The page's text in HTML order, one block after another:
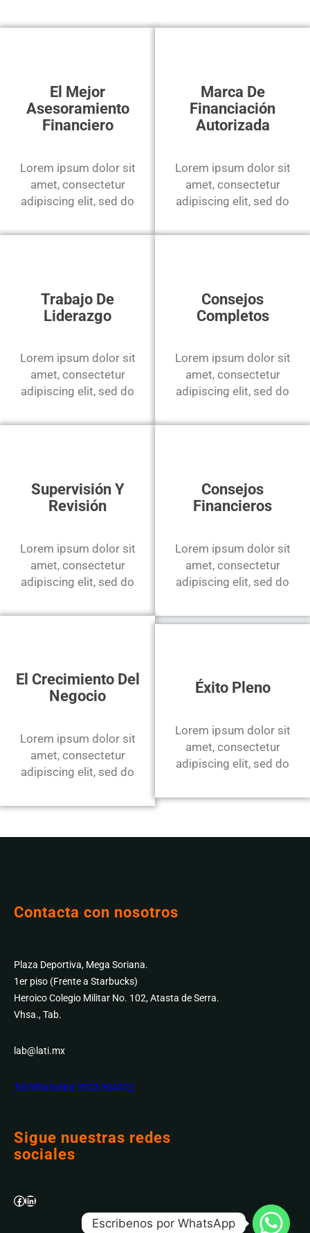
El Mejor
Asesoramiento
Financiero
Lorem ipsum dolor sit
amet, consectetur
adipiscing elit, sed do
Marca De
Financiación
Autorizada
Lorem ipsum dolor sit
amet, consectetur
adipiscing elit, sed do
Trabajo De
Liderazgo
Lorem ipsum dolor sit
amet, consectetur
adipiscing elit, sed do
Consejos
Completos
Lorem ipsum dolor sit
amet, consectetur
adipiscing elit, sed do
Supervisión Y
Revisión
Lorem ipsum dolor sit
amet, consectetur
adipiscing elit, sed do
Consejos
Financieros
Lorem ipsum dolor sit
amet, consectetur
adipiscing elit, sed do
El Crecimiento Del
Negocio
Lorem ipsum dolor sit
amet, consectetur
adipiscing elit, sed do
Éxito Pleno
Lorem ipsum dolor sit
amet, consectetur
adipiscing elit, sed do
Contacta con nosotros
Plaza Deportiva, Mega Soriana.
1er piso (Frente a Starbucks)
Heroico Colegio Militar No. 102, Atasta de Serra.
Vhsa., Tab.
lab@lati.mx
Tel/WhatsApp 9933 964910
Sigue nuestras redes
sociales
Facebook LinkedIn
Escribenos por WhatsApp